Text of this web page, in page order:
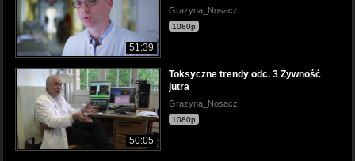
51:39
Grazyna_Nosacz
1080p
50:05
Toksyczne trendy odc. 3 Żywność
jutra
Grazyna_Nosacz
1080p